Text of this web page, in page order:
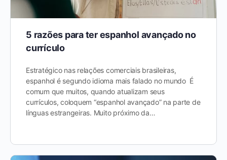
5 razões para ter espanhol avançado no
currículo
Estratégico nas relações comerciais brasileiras,
espanhol é segundo idioma mais falado no mundo É
comum que muitos, quando atualizam seus
currículos, coloquem “espanhol avançado” na parte de
línguas estrangeiras. Muito próximo da…